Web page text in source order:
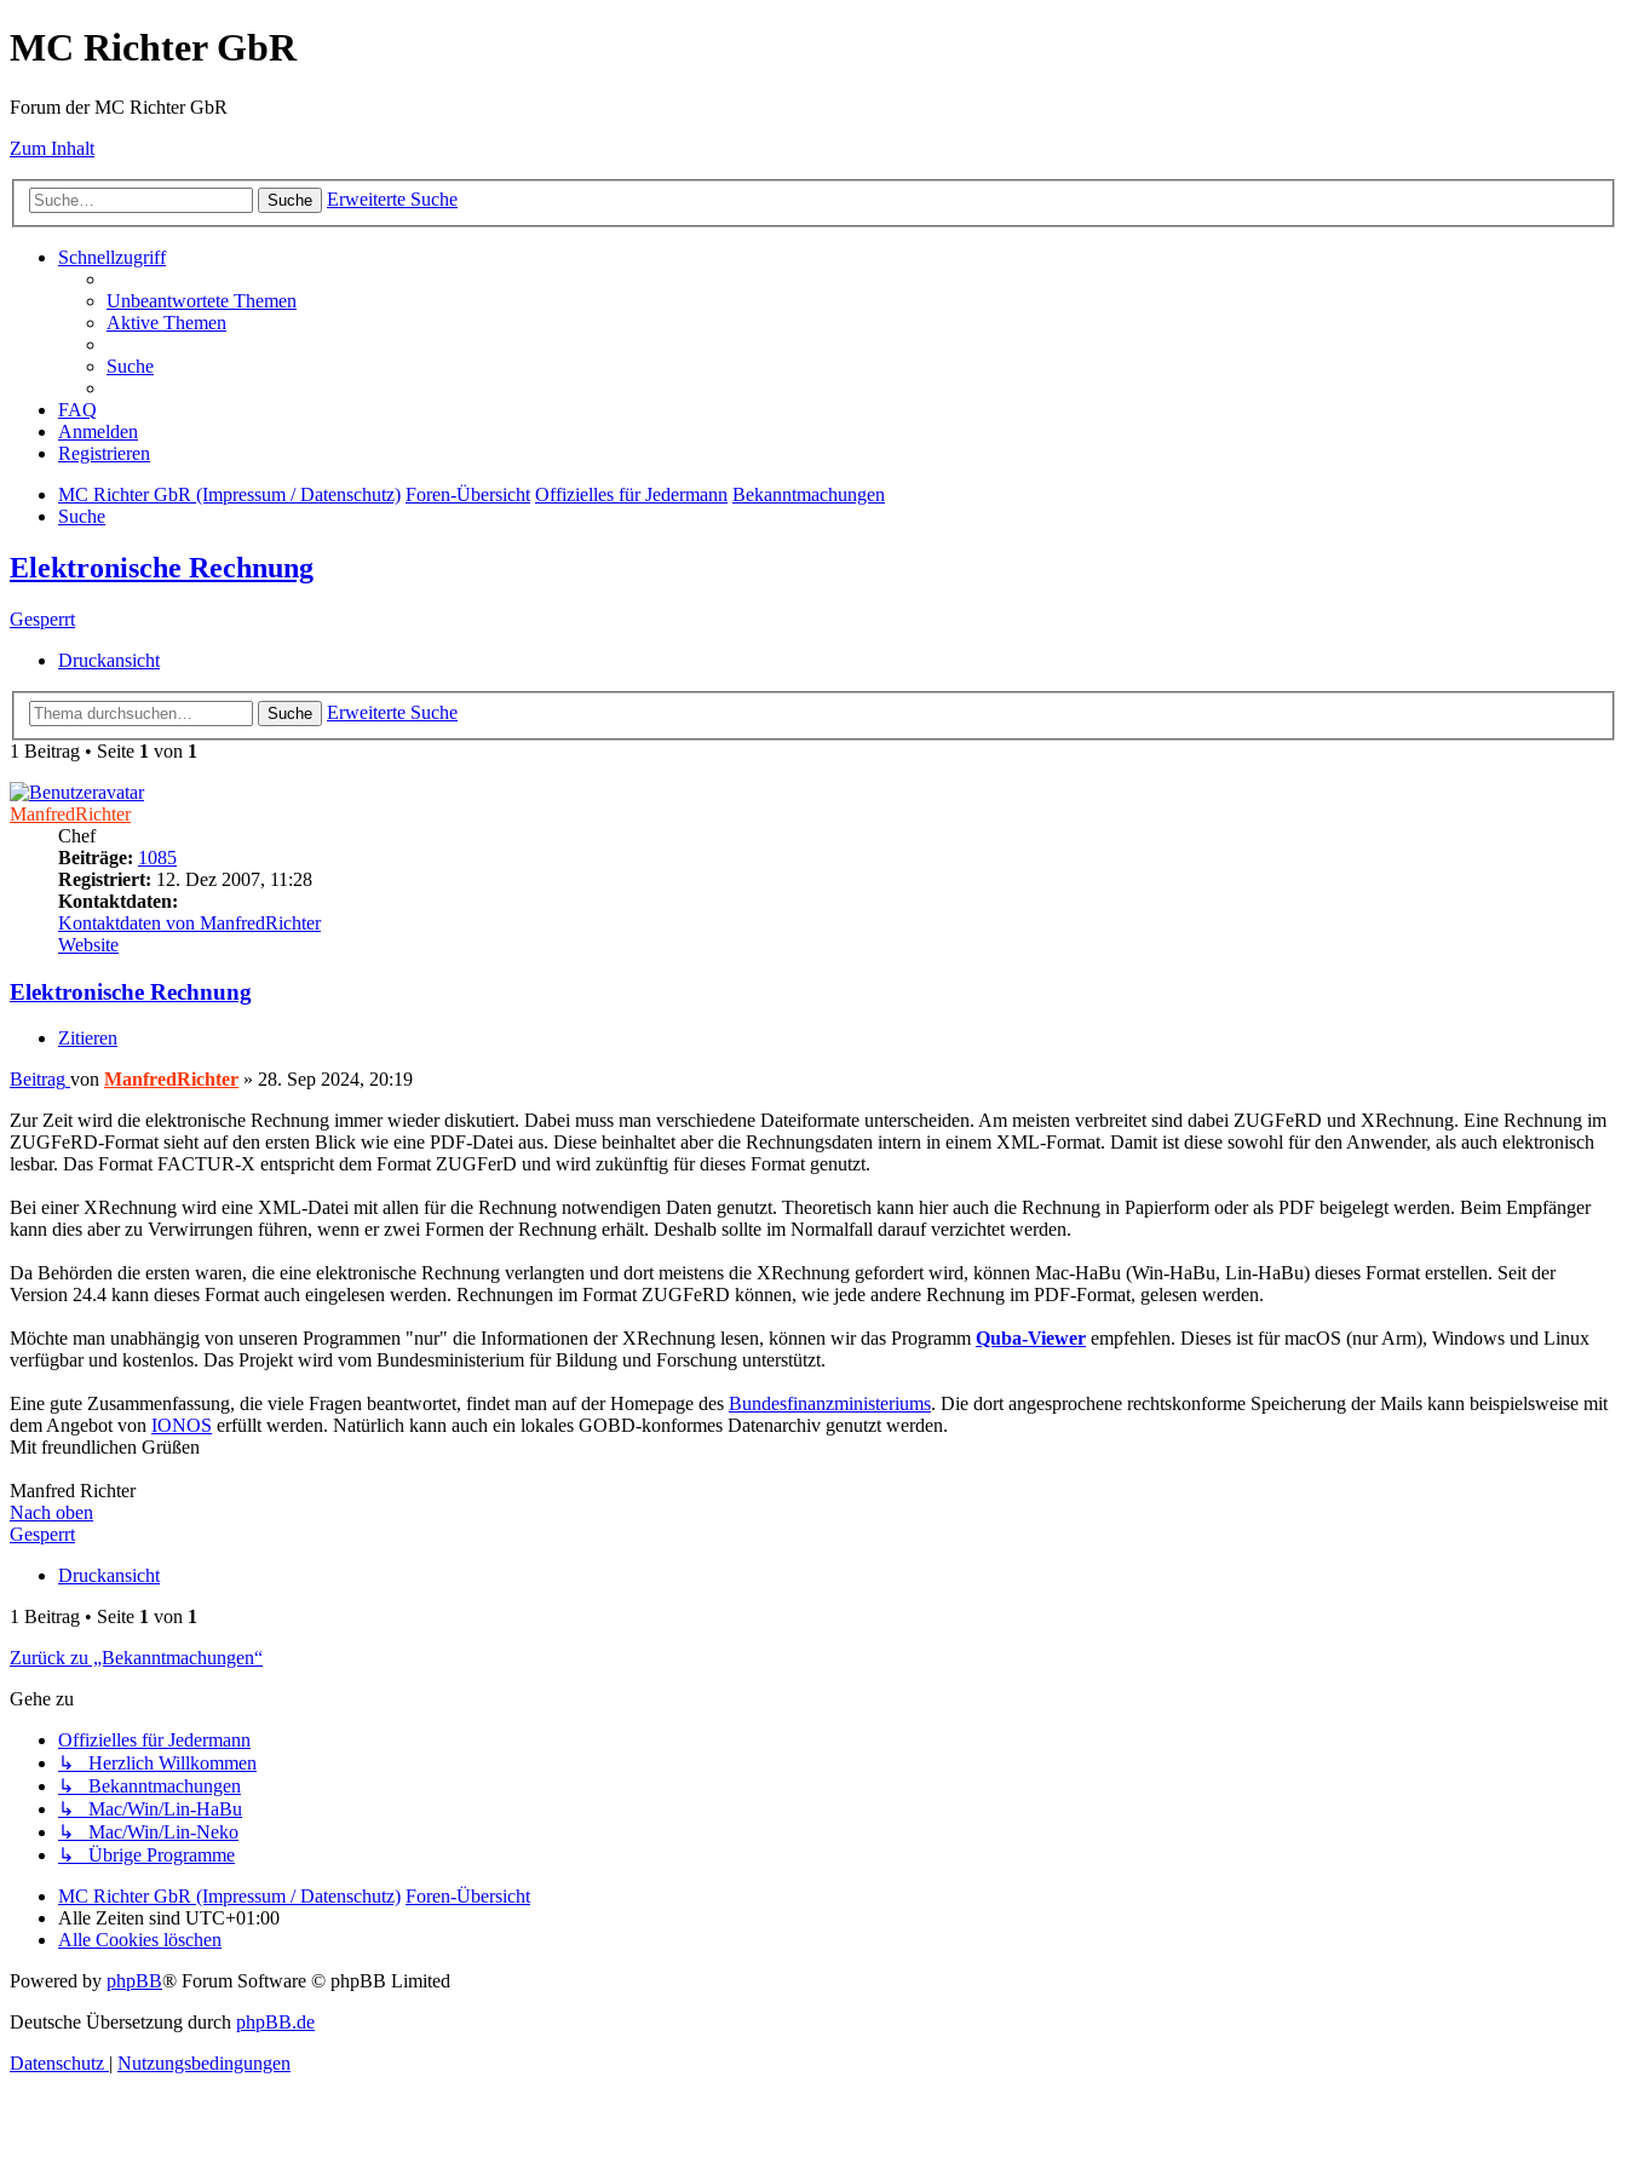
MC Richter GbR
Forum der MC Richter GbR
Zum Inhalt
Suche Erweiterte Suche
Schnellzugriff
Unbeantwortete Themen
Aktive Themen
Suche
FAQ
Anmelden
Registrieren
MC Richter GbR (Impressum / Datenschutz) Foren-Übersicht Offizielles für Jedermann Bekanntmachungen
Suche
Elektronische Rechnung
Gesperrt
Druckansicht
Suche
Erweiterte Suche
1 Beitrag • Seite 1 von 1
ManfredRichter
Chef
Beiträge: 1085
Registriert: 12. Dez 2007, 11:28
Kontaktdaten:
Kontaktdaten von ManfredRichter
Website
Elektronische Rechnung
Zitieren
Beitrag von ManfredRichter » 28. Sep 2024, 20:19
Zur Zeit wird die elektronische Rechnung immer wieder diskutiert. Dabei muss man verschiedene Dateiformate unterscheiden. Am meisten verbreitet sind dabei ZUGFeRD und XRechnung. Eine Rechnung im
ZUGFeRD-Format sieht auf den ersten Blick wie eine PDF-Datei aus. Diese beinhaltet aber die Rechnungsdaten intern in einem XML-Format. Damit ist diese sowohl für den Anwender, als auch elektronisch
lesbar. Das Format FACTUR-X entspricht dem Format ZUGFerD und wird zukünftig für dieses Format genutzt.
Bei einer XRechnung wird eine XML-Datei mit allen für die Rechnung notwendigen Daten genutzt. Theoretisch kann hier auch die Rechnung in Papierform oder als PDF beigelegt werden. Beim Empfänger
kann dies aber zu Verwirrungen führen, wenn er zwei Formen der Rechnung erhält. Deshalb sollte im Normalfall darauf verzichtet werden.
Da Behörden die ersten waren, die eine elektronische Rechnung verlangten und dort meistens die XRechnung gefordert wird, können Mac-HaBu (Win-HaBu, Lin-HaBu) dieses Format erstellen. Seit der
Version 24.4 kann dieses Format auch eingelesen werden. Rechnungen im Format ZUGFeRD können, wie jede andere Rechnung im PDF-Format, gelesen werden.
Möchte man unabhängig von unseren Programmen "nur" die Informationen der XRechnung lesen, können wir das Programm Quba-Viewer empfehlen. Dieses ist für macOS (nur Arm), Windows und Linux
verfügbar und kostenlos. Das Projekt wird vom Bundesministerium für Bildung und Forschung unterstützt.
Eine gute Zusammenfassung, die viele Fragen beantwortet, findet man auf der Homepage des Bundesfinanzministeriums. Die dort angesprochene rechtskonforme Speicherung der Mails kann beispielsweise mit
dem Angebot von IONOS erfüllt werden. Natürlich kann auch ein lokales GOBD-konformes Datenarchiv genutzt werden.
Mit freundlichen Grüßen
Manfred Richter
Nach oben
Gesperrt
Druckansicht
1 Beitrag • Seite 1 von 1
Zurück zu „Bekanntmachungen“
Gehe zu
Offizielles für Jedermann
↳ Herzlich Willkommen
↳ Bekanntmachungen
↳ Mac/Win/Lin-HaBu
↳ Mac/Win/Lin-Neko
↳ Übrige Programme
MC Richter GbR (Impressum / Datenschutz) Foren-Übersicht
Alle Zeiten sind UTC+01:00
Alle Cookies löschen
Powered by phpBB® Forum Software © phpBB Limited
Deutsche Übersetzung durch phpBB.de
Datenschutz | Nutzungsbedingungen